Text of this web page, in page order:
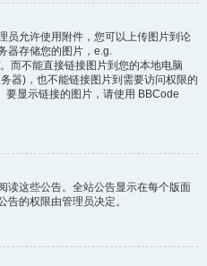
员允许使用附件，您可以上传图片到论
器存储您的图片，e.g.
而不能直接链接图片到您的本地电脑
器)，也不能链接图片到需要访问权限的
要显示链接的图片，请使用 BBCode
读这些公告。全站公告显示在每个版面
的权限由管理员决定。